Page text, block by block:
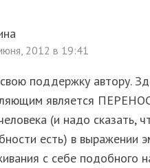
2012 в 19:41
поддержку автору.
является
(и надо сказать,
есть) в выражении
с себе подобного